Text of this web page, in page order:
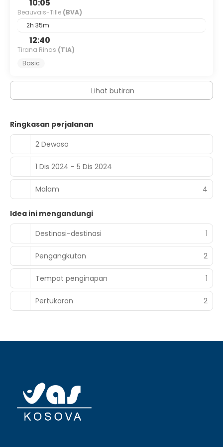
10:05
Beauvais-Tille (BVA)
2h 35m
12:40
Tirana Rinas (TIA)
Basic
Lihat butiran
Ringkasan perjalanan
2 Dewasa
1 Dis 2024 - 5 Dis 2024
Malam 4
Idea ini mengandungi
Destinasi-destinasi
1
Pengangkutan 2
Tempat penginapan 1
Pertukaran 2